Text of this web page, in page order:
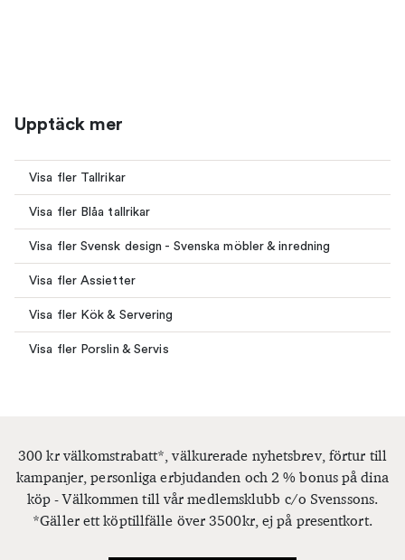
Upptäck mer
Visa fler Tallrikar
Visa fler Blåa tallrikar
Visa fler Svensk design - Svenska möbler & inredning
Visa fler Assietter
Visa fler Kök & Servering
Visa fler Porslin & Servis
300 kr välkomstrabatt*, välkurerade nyhetsbrev, förtur till
kampanjer, personliga erbjudanden och 2 % bonus på dina
köp - Välkommen till vår medlemsklubb c/o Svenssons.
*Gäller ett köptillfälle över 3500kr, ej på presentkort.